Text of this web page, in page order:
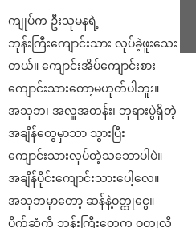
ကျုပ်က ဦးသုမနရဲ့
ဘုန်းကြီးကျောင်းသား လုပ်ခဲ့ဖူးသေး
တယ်။ ကျောင်းအိပ်ကျောင်းစား
ကျောင်းသားတော့မဟုတ်ပါဘူး။
အသုဘ၊ အလှူအတန်း၊ ဘုရားပွဲရှိတဲ့
အချိန်တွေမှာသာ သွားပြီး
ကျောင်းသားလုပ်တဲ့သဘောပါပဲ။
အချိန်ပိုင်းကျောင်းသားပေါ့လေ။
အသုဘမှာတော့ ဆန်နဲ့ဝတ္ထုငွေ။
ပိုက်ဆံကို ဘုန်းကြီးတွေက ဝတ္ထုလို့